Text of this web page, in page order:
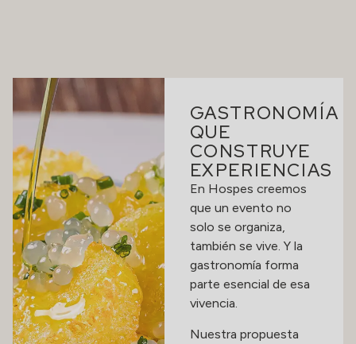
GASTRONOMÍA
QUE
CONSTRUYE
EXPERIENCIAS
En Hospes creemos
que un evento no
solo se organiza,
también se vive. Y la
gastronomía forma
parte esencial de esa
vivencia.
Nuestra propuesta